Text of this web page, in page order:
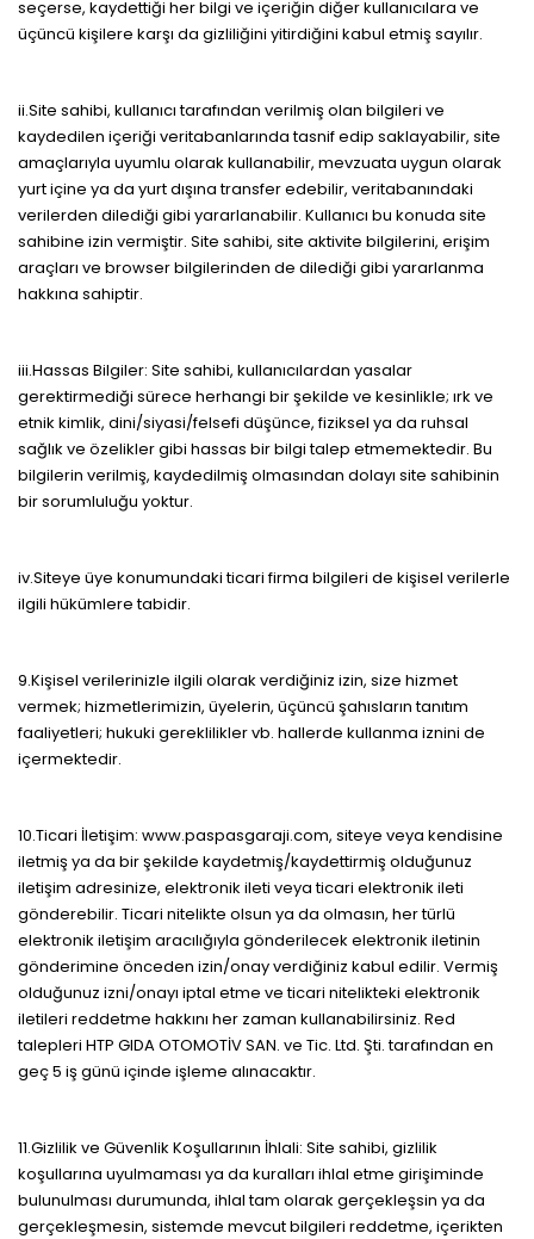
seçerse, kaydettiği her bilgi ve içeriğin diğer kullanıcılara ve
üçüncü kişilere karşı da gizliliğini yitirdiğini kabul etmiş sayılır.
ii.Site sahibi, kullanıcı tarafından verilmiş olan bilgileri ve
kaydedilen içeriği veritabanlarında tasnif edip saklayabilir, site
amaçlarıyla uyumlu olarak kullanabilir, mevzuata uygun olarak
yurt içine ya da yurt dışına transfer edebilir, veritabanındaki
verilerden dilediği gibi yararlanabilir. Kullanıcı bu konuda site
sahibine izin vermiştir. Site sahibi, site aktivite bilgilerini, erişim
araçları ve browser bilgilerinden de dilediği gibi yararlanma
hakkına sahiptir.
iii.Hassas Bilgiler: Site sahibi, kullanıcılardan yasalar
gerektirmediği sürece herhangi bir şekilde ve kesinlikle; ırk ve
etnik kimlik, dini/siyasi/felsefi düşünce, fiziksel ya da ruhsal
sağlık ve özelikler gibi hassas bir bilgi talep etmemektedir. Bu
bilgilerin verilmiş, kaydedilmiş olmasından dolayı site sahibinin
bir sorumluluğu yoktur.
iv.Siteye üye konumundaki ticari firma bilgileri de kişisel verilerle
ilgili hükümlere tabidir.
9.Kişisel verilerinizle ilgili olarak verdiğiniz izin, size hizmet
vermek; hizmetlerimizin, üyelerin, üçüncü şahısların tanıtım
faaliyetleri; hukuki gereklilikler vb. hallerde kullanma iznini de
içermektedir.
10.Ticari İletişim: www.paspasgaraji.com, siteye veya kendisine
iletmiş ya da bir şekilde kaydetmiş/kaydettirmiş olduğunuz
iletişim adresinize, elektronik ileti veya ticari elektronik ileti
gönderebilir. Ticari nitelikte olsun ya da olmasın, her türlü
elektronik iletişim aracılığıyla gönderilecek elektronik iletinin
gönderimine önceden izin/onay verdiğiniz kabul edilir. Vermiş
olduğunuz izni/onayı iptal etme ve ticari nitelikteki elektronik
iletileri reddetme hakkını her zaman kullanabilirsiniz. Red
talepleri HTP GIDA OTOMOTİV SAN. ve Tic. Ltd. Şti. tarafından en
geç 5 iş günü içinde işleme alınacaktır.
11.Gizlilik ve Güvenlik Koşullarının İhlali: Site sahibi, gizlilik
koşullarına uyulmaması ya da kuralları ihlal etme girişiminde
bulunulması durumunda, ihlal tam olarak gerçekleşsin ya da
gerçekleşmesin, sistemde mevcut bilgileri reddetme, içerikten